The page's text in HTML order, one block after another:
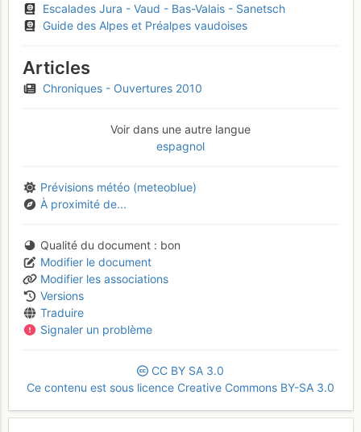
Escalades Jura - Vaud - Bas-Valais - Sanetsch
Guide des Alpes et Préalpes vaudoises
Articles
Chroniques - Ouvertures 2010
Voir dans une autre langue
espagnol
Prévisions météo (meteoblue)
À proximité de...
Qualité du document
bon
Modifier le document
Modifier les associations
Versions
Traduire
Signaler un problème
CC BY SA 3.0
Ce contenu est sous licence Creative Commons BY-SA 3.0